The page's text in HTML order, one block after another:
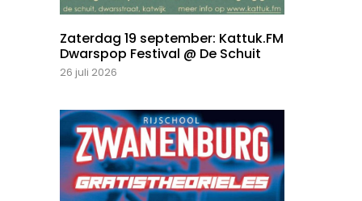
Zaterdag 19 september: Kattuk.FM
Dwarspop Festival @ De Schuit
26 juli 2026